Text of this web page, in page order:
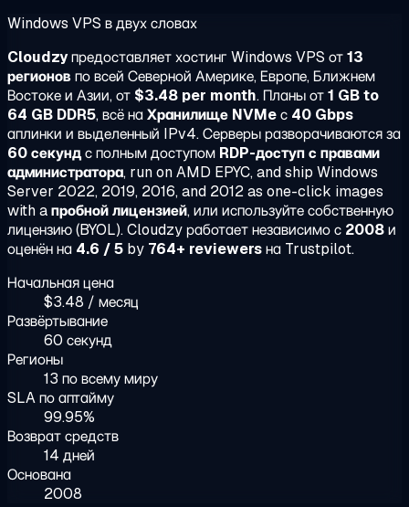
Windows VPS в двух словах
Cloudzyпредоставляет хостинг Windows VPS от13
регионовпо всей Северной Америке, Европе, Ближнем
Востоке и Азии, от $3.48 per month. Планы от1 GB to
64 GB DDR5, всё наХранилище NVMeс 40 Gbps
аплинки и выделенный IPv4. Серверы разворачиваются за
60 секундс полным доступом RDP-доступ с правами
администратора, run on AMD EPYC, and ship Windows
Server 2022, 2019, 2016, and 2012 as one-click images
with aпробной лицензией, или используйте собственную
лицензию (BYOL). Cloudzy работает независимо с 2008и
оценён на 4.6 / 5 by 764+ reviewersна Trustpilot.
Начальная цена
$3.48 / месяц
Развёртывание
60 секунд
Регионы
13 по всему миру
SLA по аптайму
99.95%
Возврат средств
14 дней
Основана
2008